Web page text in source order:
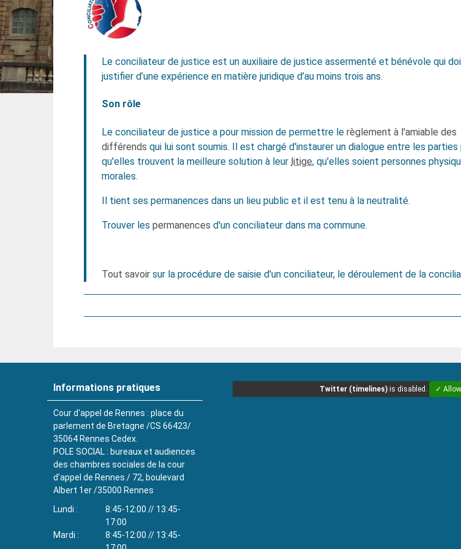
Le conciliateur de justice est un auxiliaire de justice assermenté et bénévole qui
justifier d’une expérience en matière juridique d’au moins trois ans.
Son rôle
Le conciliateur de justice a pour mission de permettre le règlement à l'amiable des
différends qui lui sont soumis. Il est chargé d'instaurer un dialogue entre les parties
qu'elles trouvent la meilleure solution à leur litige, qu'elles soient personnes
morales.
Il tient ses permanences dans un lieu public et il est tenu à la neutralité.
Trouver les permanences d'un conciliateur dans ma commune.
Tout savoir sur la procédure de saisie d'un conciliateur, le déroulement de la
Informations pratiques
Cour d'appel de Rennes : place du
parlement de Bretagne /CS 66423/
35064 Rennes Cedex.
POLE SOCIAL : bureaux et audiences
des chambres sociales de la cour
d'appel de Rennes / 72, boulevard
Albert 1er /35000 Rennes
Lundi
8:45-12:00 // 13:45-
17:00
Mardi
8:45-12:00 // 13:45-
Twitter (timelines)is disabled. ✓ Allow